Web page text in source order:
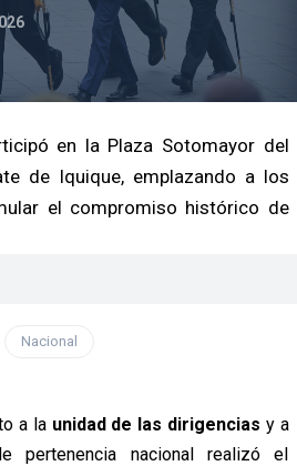
en la Plaza Sotomayor del
de Iquique, emplazando a los
el compromiso histórico de
Nacional
a la unidad de las dirigencias y a
pertenencia nacional realizó el